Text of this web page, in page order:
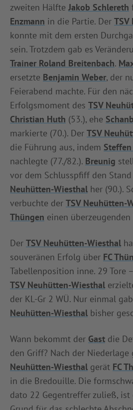
zweiten Hälfte Jakob Schlereth
Enzmann in die Partie. Der
konnte mit dem ersten
sein. Trotzdem gab es
Trainer Roland Breitenbach.
ersetzte Benjamin Weber, der
Feierabend machte. Für den
Erfolgsmoment des TSV
Christian Huth (53.), ehe
markierte (70.). Der TSV
die Führung aus, indem
nachlegte (77./82.). Breunig
vor dem Schlusspfiff den
Neuhütten-Wiesthal her (90.).
verbuchte der TSV Neuhütten-
Thüngen einen
Der TSV Neuhütten-Wiesthal
souveränen Erfolg über FC
Tabellenposition inne. 29 Tore
TSV Neuhütten-Wiesthal
der KL-Gr 2 WÜ. Nur einmal
Neuhütten-Wiesthal bisher
Wann bekommt der Gast die
den Griff? Nach der Niederlage
Neuhütten-Wiesthal gerät FC
in die Bredouille. Die
dato 22 Gegentreffer zuließ,